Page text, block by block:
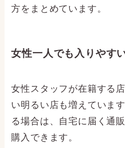
る？
横浜市など都市部には実
では店舗が限られるため
販が便利です。本記事で
方をまとめています。